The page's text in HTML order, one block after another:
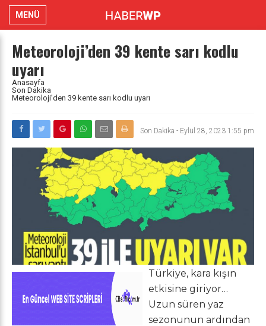
MENÜ
Meteoroloji’den 39 kente sarı kodlu
uyarı
Anasayfa
Son Dakika
Meteoroloji’den 39 kente sarı kodlu uyarı
Son Dakika - Eylül 28, 2023 1:55 pm
Türkiye, kara kışın
etkisine giriyor…
Uzun süren yaz
sezonunun ardından